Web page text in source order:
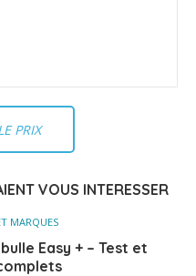
PRIX
VOUS INTERESSER
MARQUES
Easy + – Test et